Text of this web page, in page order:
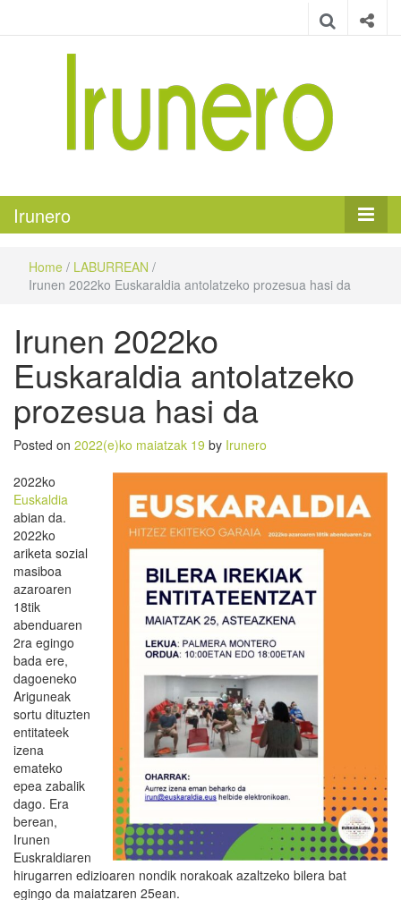
Irunero
Home / LABURREAN /
Irunen 2022ko Euskaraldia antolatzeko prozesua hasi da
Irunen 2022ko
Euskaraldia antolatzeko
prozesua hasi da
Posted on 2022(e)ko maiatzak 19 by Irunero
2022ko
Euskaldia
abian da.
2022ko
ariketa sozial
masiboa
azaroaren
18tik
abenduaren
2ra egingo
bada ere,
dagoeneko
Ariguneak
sortu dituzten
entitateek
izena
emateko
epea zabalik
dago. Era
berean,
Irunen
Euskraldiaren
hirugarren edizioaren nondik norakoak azaltzeko bilera bat
egingo da maiatzaren 25ean.